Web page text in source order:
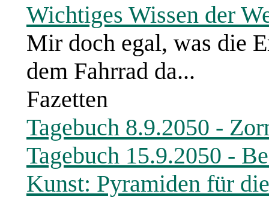
Wichtiges Wissen der
Mir doch egal, was die
dem Fahrrad da...
Fazetten
Tagebuch 8.9.2050 -
Tagebuch 15.9.2050 -
Kunst: Pyramiden für